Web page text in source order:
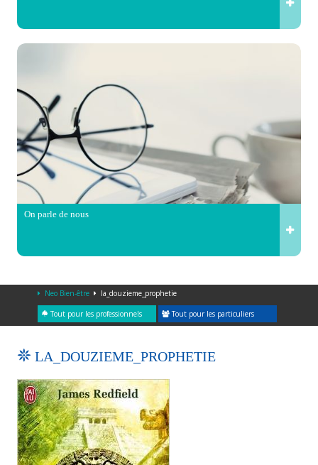
On parle de nous
Neo Bien-être la_douzieme_prophetie
Tout pour les professionnels Tout pour les particuliers
LA_DOUZIEME_PROPHETIE